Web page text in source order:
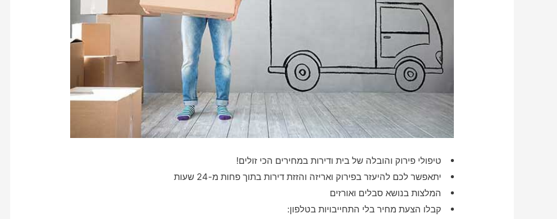
טיפולי פירוק והובלה של בית ודירות במחירים הכי זולים!
יתאפשר לכם להיעזר בפירוק ואריזה והזזת דירות בתוך פחות מ-24 שעות
המלצות בנושא סבלים ואורזים
קבלו הצעת מחיר בלי התחייבויות בטלפון: